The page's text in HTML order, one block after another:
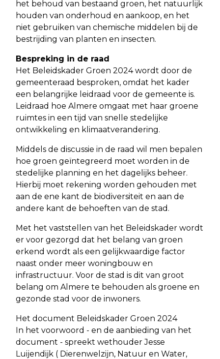
het behoud van bestaand groen, het natuurlijk
houden van onderhoud en aankoop, en het
niet gebruiken van chemische middelen bij de
bestrijding van planten en insecten.
Bespreking in de raad
Het Beleidskader Groen 2024 wordt door de
gemeenteraad besproken, omdat het kader
een belangrijke leidraad voor de gemeente is.
Leidraad hoe Almere omgaat met haar groene
ruimtes in een tijd van snelle stedelijke
ontwikkeling en klimaatverandering.
Middels de discussie in de raad wil men bepalen
hoe groen geïntegreerd moet worden in de
stedelijke planning en het dagelijks beheer.
Hierbij moet rekening worden gehouden met
aan de ene kant de biodiversiteit en aan de
andere kant de behoeften van de stad.
Met het vaststellen van het Beleidskader wordt
er voor gezorgd dat het belang van groen
erkend wordt als een gelijkwaardige factor
naast onder meer woningbouw en
infrastructuur. Voor de stad is dit van groot
belang om Almere te behouden als groene en
gezonde stad voor de inwoners.
Het document Beleidskader Groen 2024
In het voorwoord - en de aanbieding van het
document - spreekt wethouder Jesse
Luijendijk ( Dierenwelzijn, Natuur en Water,